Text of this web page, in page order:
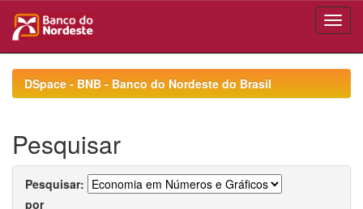
navigationDSpace - BNB - Banco do Nordeste do Brasil
Pesquisar
Pesquisar:
por